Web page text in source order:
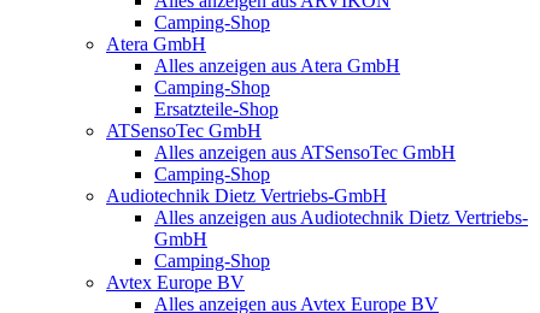
Camping-Shop
Atera GmbH
Alles anzeigen aus Atera GmbH
Camping-Shop
Ersatzteile-Shop
ATSensoTec GmbH
Alles anzeigen aus ATSensoTec GmbH
Camping-Shop
Audiotechnik Dietz Vertriebs-GmbH
Alles anzeigen aus Audiotechnik Dietz Vertriebs-
GmbH
Camping-Shop
Avtex Europe BV
Alles anzeigen aus Avtex Europe BV